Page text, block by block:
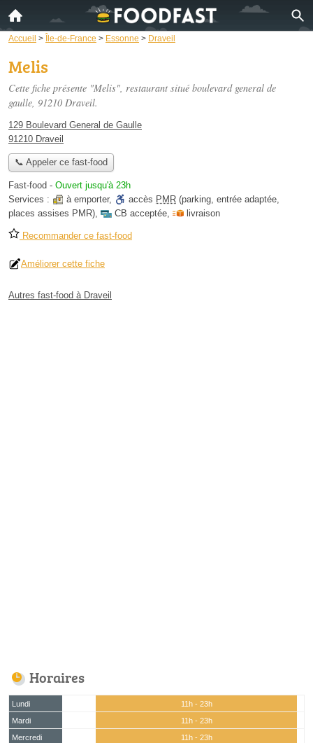
Accueil > Île-de-France > Essonne > Draveil
Melis
Cette fiche présente "Melis", restaurant situé boulevard general de
gaulle, 91210 Draveil.
129 Boulevard General de Gaulle
91210 Draveil
📞 Appeler ce fast-food
Fast-food - Ouvert jusqu'à 23h
Services :
à emporter, accès PMR (parking, entrée adaptée,
places assises PMR), CB acceptée, livraison
Recommander ce fast-food
Améliorer cette fiche
Autres fast-food à Draveil
Horaires
Lundi
11h - 23h
Mardi
11h - 23h
Mercredi
11h - 23h